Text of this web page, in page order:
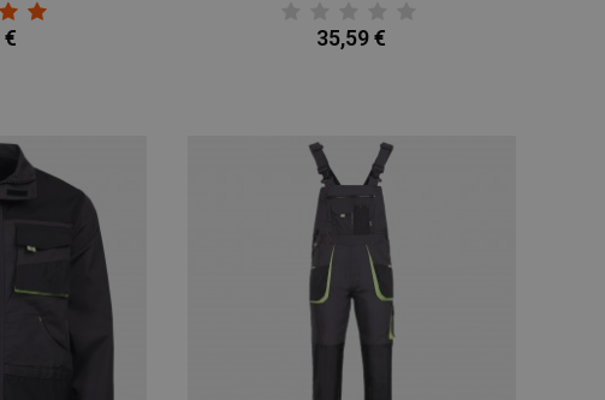
€ 35,59 €